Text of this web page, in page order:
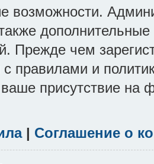
возможности.
Прежде чем
с правилами и
присутствие на
| Соглашение о